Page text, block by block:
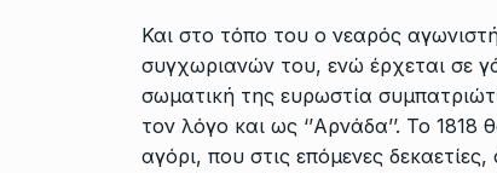
Και στο τόπο του ο νεαρός
συγχωριανών του, ενώ έρχεται σε
σωματική της ευρωστία
τον λόγο και ως ‘’Αρνάδα’’. Το
αγόρι, που στις επόμενες